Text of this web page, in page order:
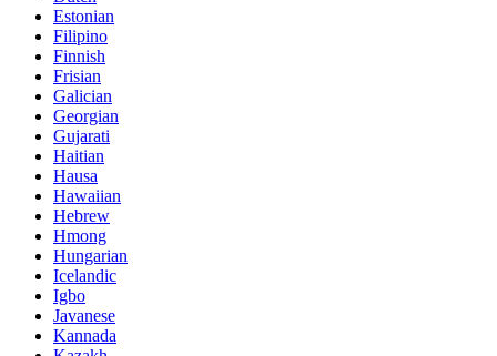
Estonian
Filipino
Finnish
Frisian
Galician
Georgian
Gujarati
Haitian
Hausa
Hawaiian
Hebrew
Hmong
Hungarian
Icelandic
Igbo
Javanese
Kannada